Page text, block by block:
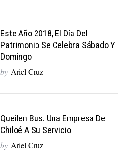
Este Año 2018, El Día Del
Patrimonio Se Celebra Sábado Y
Domingo
by Ariel Cruz
Queilen Bus: Una Empresa De
Chiloé A Su Servicio
by Ariel Cruz